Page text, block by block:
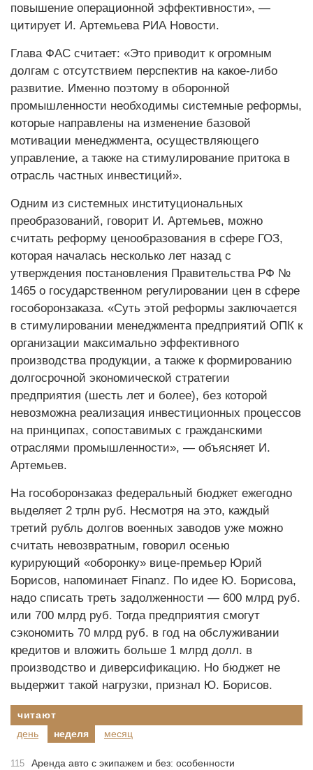
повышение операционной эффективности», —
цитирует И. Артемьева РИА Новости.
Глава ФАС считает: «Это приводит к огромным
долгам с отсутствием перспектив на какое-либо
развитие. Именно поэтому в оборонной
промышленности необходимы системные реформы,
которые направлены на изменение базовой
мотивации менеджмента, осуществляющего
управление, а также на стимулирование притока в
отрасль частных инвестиций».
Одним из системных институциональных
преобразований, говорит И. Артемьев, можно
считать реформу ценообразования в сфере ГОЗ,
которая началась несколько лет назад с
утверждения постановления Правительства РФ №
1465 о государственном регулировании цен в сфере
гособоронзаказа. «Суть этой реформы заключается
в стимулировании менеджмента предприятий ОПК к
организации максимально эффективного
производства продукции, а также к формированию
долгосрочной экономической стратегии
предприятия (шесть лет и более), без которой
невозможна реализация инвестиционных процессов
на принципах, сопоставимых с гражданскими
отраслями промышленности», — объясняет И.
Артемьев.
На гособоронзаказ федеральный бюджет ежегодно
выделяет 2 трлн руб. Несмотря на это, каждый
третий рубль долгов военных заводов уже можно
считать невозвратным, говорил осенью
курирующий «оборонку» вице-премьер Юрий
Борисов, напоминает Finanz. По идее Ю. Борисова,
надо списать треть задолженности — 600 млрд руб.
или 700 млрд руб. Тогда предприятия смогут
сэкономить 70 млрд руб. в год на обслуживании
кредитов и вложить больше 1 млрд долл. в
производство и диверсификацию. Но бюджет не
выдержит такой нагрузки, признал Ю. Борисов.
читают
день
неделя месяц
115
Аренда авто с экипажем и без: особенности